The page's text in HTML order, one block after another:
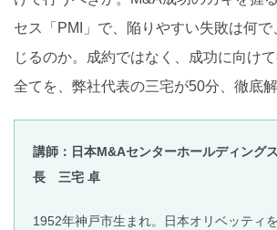
セス「PMI」で、陥りやすい失敗は何
じるのか。成約ではなく、成功に向け
全てを、弊社代表の三宅が50分、徹底解
講師：日本M&Aセンターホールディング
長 三宅 卓
1952年神戸市生まれ。日本オリベッティ